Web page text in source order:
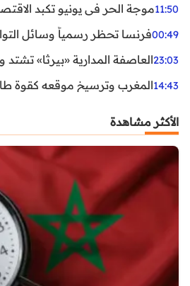
11:50موجة الحر في يونيو تكبد الاقتصاد
00:49فرنسا تحظر رسمياً وسائل
23:03العاصفة المدارية «بيرثا»
14:43المغرب وترسيخ موقعه كقوة
الأكثر مشاهدة